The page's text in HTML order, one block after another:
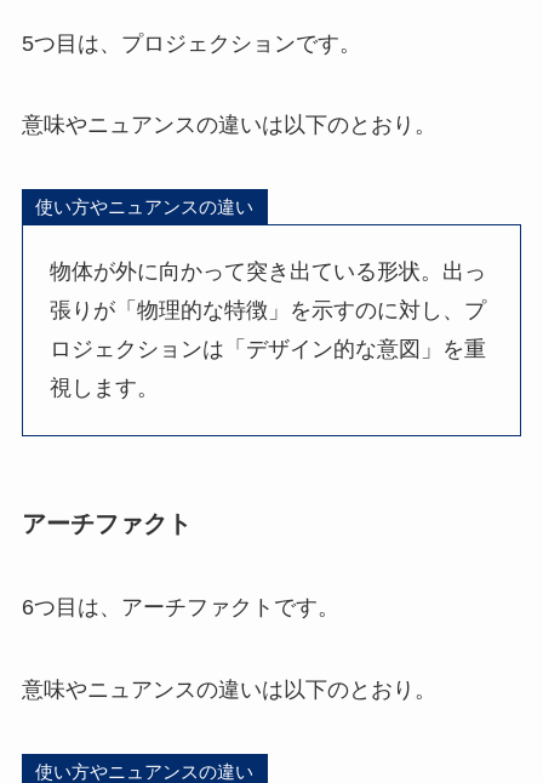
5つ目は、プロジェクションです。
意味やニュアンスの違いは以下のとおり。
使い方やニュアンスの違い
物体が外に向かって突き出ている形状。出っ
張りが「物理的な特徴」を示すのに対し、プ
ロジェクションは「デザイン的な意図」を重
視します。
アーチファクト
6つ目は、アーチファクトです。
意味やニュアンスの違いは以下のとおり。
使い方やニュアンスの違い